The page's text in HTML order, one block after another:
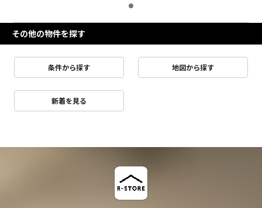
その他の物件を探す
条件から探す 地図から探す
新着を見る